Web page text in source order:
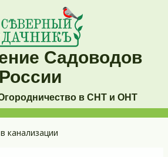
Садоводов
России
в СНТ и ОНТ
канализации